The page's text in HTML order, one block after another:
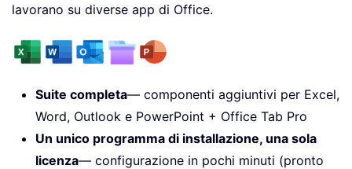
lavorano su diverse app di Office.
Suite completa— componenti aggiuntivi per Excel,
Word, Outlook e PowerPoint + Office Tab Pro
Un unico programma di installazione, una sola
licenza— configurazione in pochi minuti (pronto